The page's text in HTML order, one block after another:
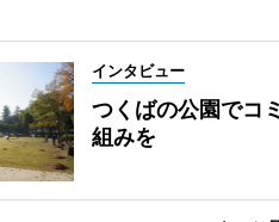
インタビュー
つくばの公園でコ
組みを